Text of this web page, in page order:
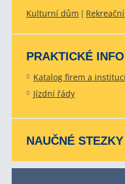
Kulturní dům
PRAKTICKÉ
Katalog firem a
Jízdní řády
NAUČNÉ STEZKY